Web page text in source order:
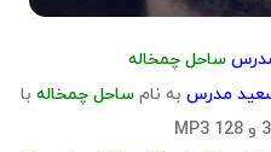
ساحل چمخاله
مدرس به نامساحل چمخاله با